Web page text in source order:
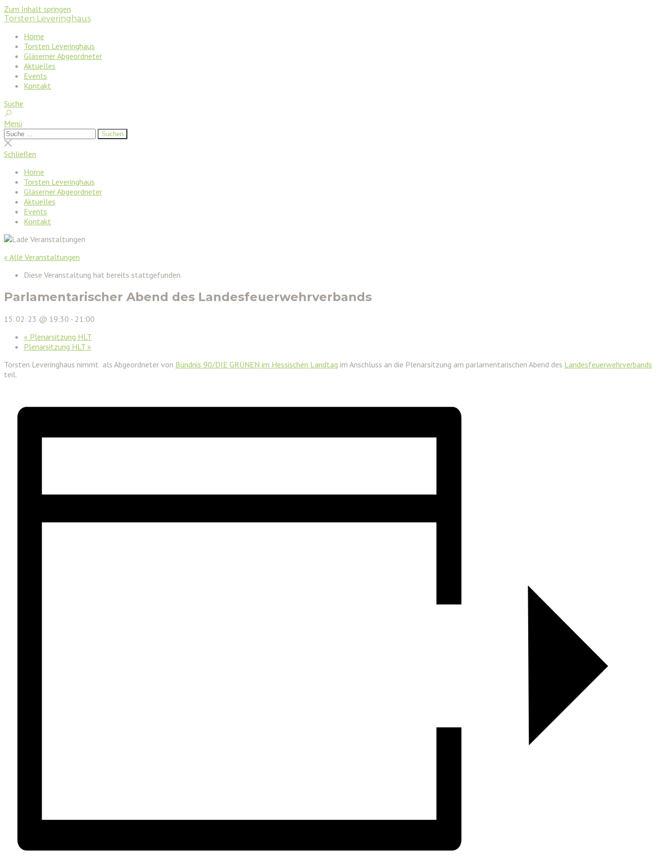
Zum Inhalt springen
Torsten Leveringhaus
Home
Torsten Leveringhaus
Gläserner Abgeordneter
Aktuelles
Events
Kontakt
Suche
Menü
Suchen
nach:
Suchen
Suche
schließen
Schließen
Home
Torsten Leveringhaus
Gläserner Abgeordneter
Aktuelles
Events
Kontakt
« Alle Veranstaltungen
Diese Veranstaltung hat bereits stattgefunden.
Parlamentarischer Abend des Landesfeuerwehrverbands
15. 02. 23 @ 19:30 - 21:00
« Plenarsitzung HLT
Plenarsitzung HLT »
Torsten Leveringhaus nimmt als Abgeordneter von Bündnis 90/DIE GRÜNEN im Hessischen Landtag im Anschluss an die Plenarsitzung am parlamentarischen Abend des Landesfeuerwehrverbands
teil.